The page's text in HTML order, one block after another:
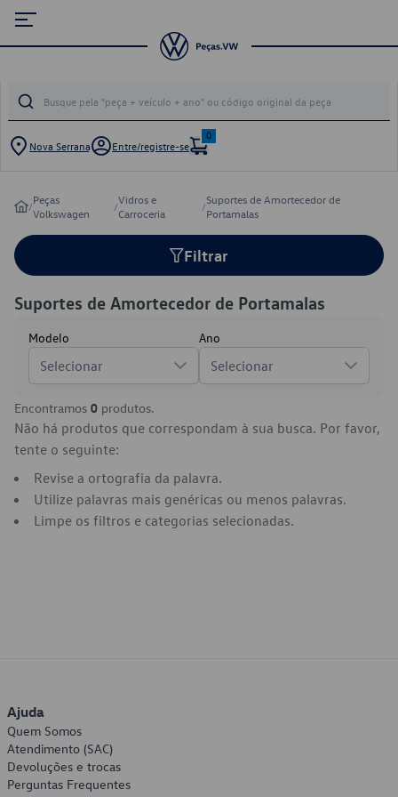
Nova Serrana Entre/registre-se
0
/Peças
Volkswagen
/Vidros e
Carroceria
/Suportes de Amortecedor de
Portamalas
Filtrar
Suportes de Amortecedor de Portamalas
Modelo
Selecionar
Ano
Selecionar
Encontramos 0 produtos.
Não há produtos que correspondam à sua busca. Por favor,
tente o seguinte:
Revise a ortografia da palavra.
Utilize palavras mais genéricas ou menos palavras.
Limpe os filtros e categorias selecionadas.
Ajuda
Quem Somos
Atendimento (SAC)
Devoluções e trocas
Perguntas Frequentes